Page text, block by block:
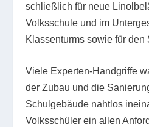
schließlich für neue
Volksschule und im
Klassenturms sowie für den
Viele Experten-Handgriffe
der Zubau und die
Schulgebäude nahtlos
Volksschüler ein allen